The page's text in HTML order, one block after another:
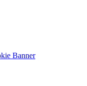
Banner